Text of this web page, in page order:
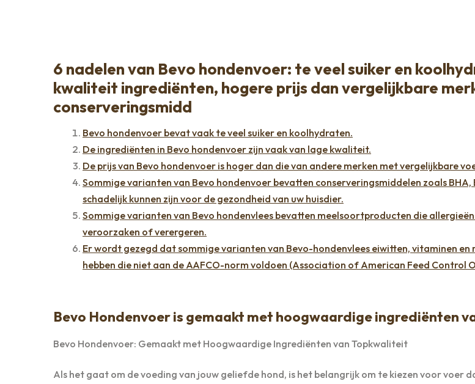
6 nadelen van Bevo hondenvoer: te veel suiker en
kwaliteit ingrediënten, hogere prijs dan vergelijkbare
conserveringsmidd
Bevo hondenvoer bevat vaak te veel suiker en koolhydraten.
De ingrediënten in Bevo hondenvoer zijn vaak van lage kwaliteit.
De prijs van Bevo hondenvoer is hoger dan die van andere merken met vergelijkbare
Sommige varianten van Bevo hondenvoer bevatten conserveringsmiddelen zoals BHA,
schadelijk kunnen zijn voor de gezondheid van uw huisdier.
Sommige varianten van Bevo hondenvlees bevatten meelsoortproducten die allergieën
veroorzaken of verergeren.
Er wordt gezegd dat sommige varianten van Bevo-hondenvlees eiwitten, vitaminen
hebben die niet aan de AAFCO-norm voldoen (Association of American Feed Control
Bevo Hondenvoer is gemaakt met hoogwaardige ingrediënten
Bevo Hondenvoer: Gemaakt met Hoogwaardige Ingrediënten van Topkwaliteit
Als het gaat om de voeding van jouw geliefde hond, is het belangrijk om te kiezen voor voer